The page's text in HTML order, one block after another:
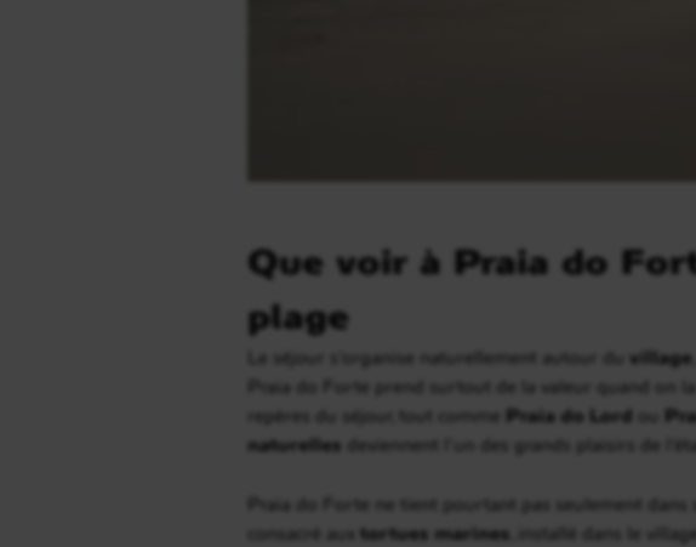
Que voir à Praia do
plage
Le séjour s’organise naturellement autour du village
Praia do Forte prend surtout de la valeur quand on
repères du séjour, tout comme Praia do Lord
naturelles deviennent l’un des grands plaisirs de
Praia do Forte ne tient pourtant pas seulement
consacré aux tortues marines , installé dans le